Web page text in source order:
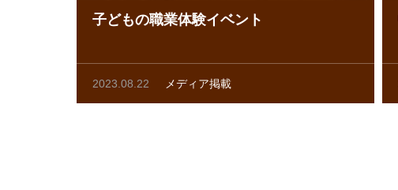
子どもの職業体験イベント
2023.08.22 メディア掲載